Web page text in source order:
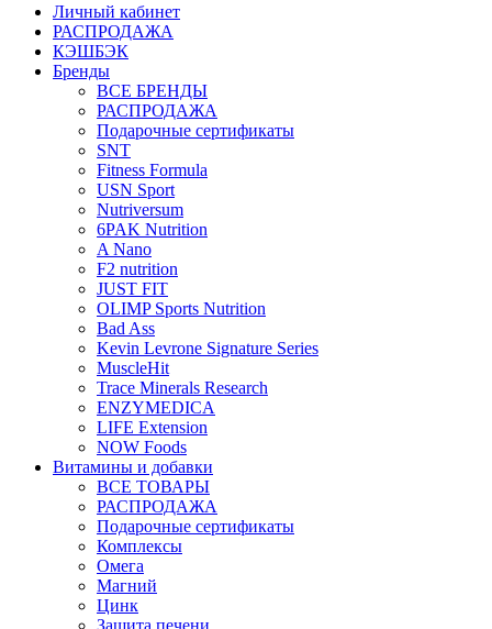
Личный кабинет
РАСПРОДАЖА
КЭШБЭК
Бренды
ВСЕ БРЕНДЫ
РАСПРОДАЖА
Подарочные сертификаты
SNT
Fitness Formula
USN Sport
Nutriversum
6PAK Nutrition
A Nano
F2 nutrition
JUST FIT
OLIMP Sports Nutrition
Bad Ass
Kevin Levrone Signature Series
MuscleHit
Trace Minerals Research
ENZYMEDICA
LIFE Extension
NOW Foods
Витамины и добавки
ВСЕ ТОВАРЫ
РАСПРОДАЖА
Подарочные сертификаты
Комплексы
Омега
Магний
Цинк
Защита печени